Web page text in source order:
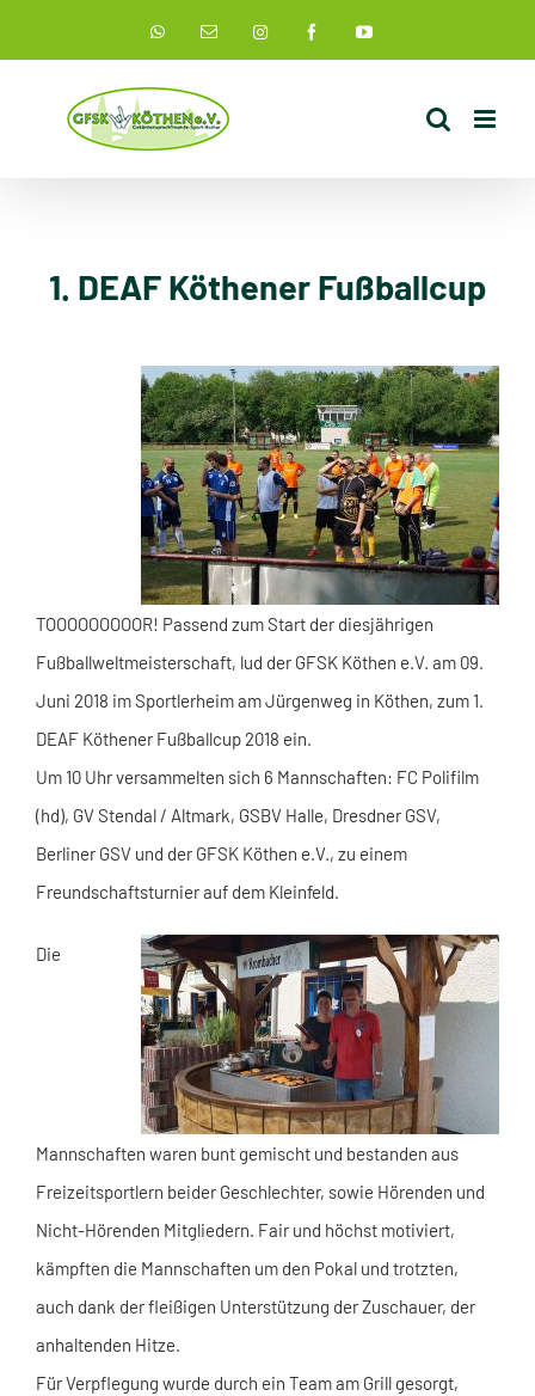
Inhalt
WhatsApp
E-
Instagram
FacebookYouTube
1. DEAF Köthener Fußballcup
TOOOOOOOOOR! Passend zum Start der diesjährigen
Fußballweltmeisterschaft, lud der GFSK Köthen e.V. am 09.
Juni 2018 im Sportlerheim am Jürgenweg in Köthen, zum 1.
DEAF Köthener Fußballcup 2018 ein.
Um 10 Uhr versammelten sich 6 Mannschaften: FC Polifilm
(hd), GV Stendal / Altmark, GSBV Halle, Dresdner GSV,
Berliner GSV und der GFSK Köthen e.V., zu einem
Freundschaftsturnier auf dem Kleinfeld.
Die
Mannschaften waren bunt gemischt und bestanden aus
Freizeitsportlern beider Geschlechter, sowie Hörenden und
Nicht-Hörenden Mitgliedern. Fair und höchst motiviert,
kämpften die Mannschaften um den Pokal und trotzten,
auch dank der fleißigen Unterstützung der Zuschauer, der
anhaltenden Hitze.
Für Verpflegung wurde durch ein Team am Grill gesorgt,